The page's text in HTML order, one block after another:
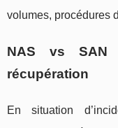
volumes, procédures
NAS vs SAN
récupération
En situation